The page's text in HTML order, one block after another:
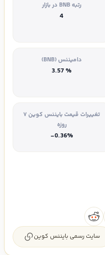
رتبه BNB در بازار
4
دامیننس (BNB)
% 3.57
تغییرات قیمت بایننس کوین ۷
روزه
-0.36%
سایت رسمی بایننس کوین